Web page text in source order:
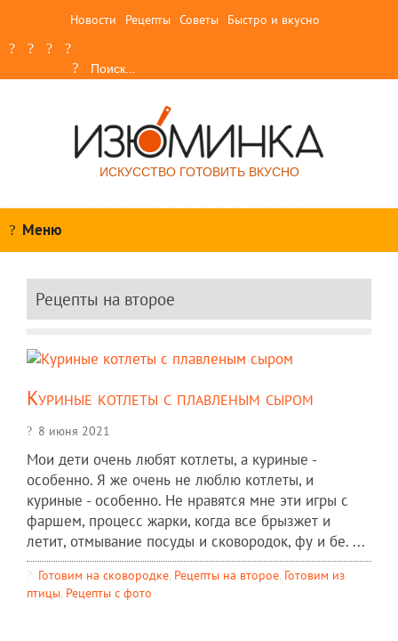
Новости Рецепты Советы Быстро и вкусно
ИСКУССТВО ГОТОВИТЬ ВКУСНО
Меню
Рецепты на второе
Куриные котлеты с плавленым сыром
8 июня 2021
Мои дети очень любят котлеты, а куриные -
особенно. Я же очень не люблю котлеты, и
куриные - особенно. Не нравятся мне эти игры с
фаршем, процесс жарки, когда все брызжет и
летит, отмывание посуды и сковородок, фу и бе. ...
Готовим на сковородке, Рецепты на второе, Готовим из
птицы, Рецепты c фото